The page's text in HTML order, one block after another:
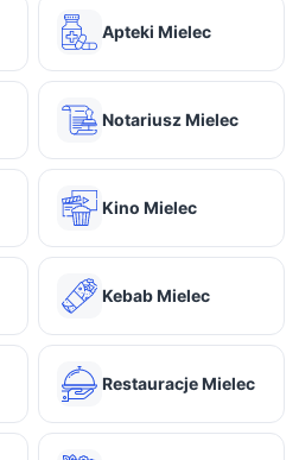
Apteki Mielec
Notariusz Mielec
Kino Mielec
Kebab Mielec
Restauracje Mielec